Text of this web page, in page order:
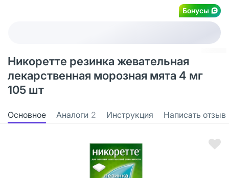
Бонусы
Никоретте резинка жевательная
лекарственная морозная мята 4 мг
105 шт
Основное Аналоги 2 Инструкция Написать отзыв